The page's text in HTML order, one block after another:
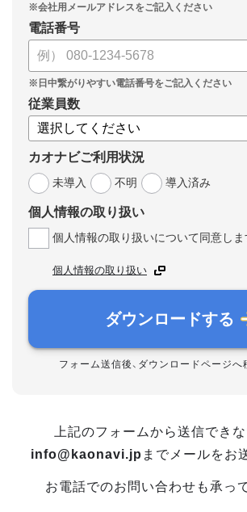
電話番号
従業員数
カオナビご利用状況
未導入
不明 導入済み
個人情報の取り扱い
個人情報の取り扱いについて同意しま
個人情報の取り扱い
ダウンロードする
フォーム送信後、ダウンロードページへ
上記のフォームから送信できな
info@kaonavi.jp までメールをお
お電話でのお問い合わせも承っ